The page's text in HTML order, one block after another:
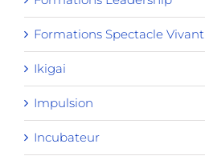
Formations Spectacle Vivant
Ikigai
Impulsion
Incubateur